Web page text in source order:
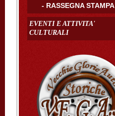
- RASSEGNA STAMPA
EVENTI E ATTIVITA'
CULTURALI